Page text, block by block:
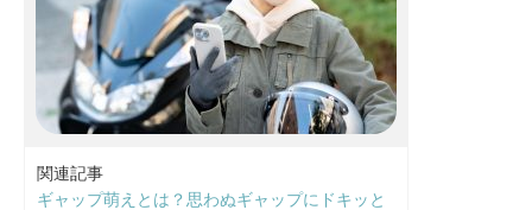
関連記事
ギャップ萌えとは？思わぬギャップにドキッと